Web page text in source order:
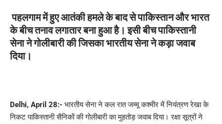
पहलगाम में हुए आतंकी हमले के बाद से पाकिस्तान और भारत
के बीच तनाव लगातार बना हुआ है। इसी बीच पाकिस्तानी
सेना ने गोलीबारी की जिसका भारतीय सेना ने कड़ा जवाब
दिया।
Delhi, April 28:- भारतीय सेना ने कल रात जम्‍मू कश्‍मीर में नियंत्रण रेखा के
निकट पाकिस्‍तानी सैन‍िकों की गोलीबारी का मुहतोड़ जवाब दिया। रक्षा सूत्रों ने